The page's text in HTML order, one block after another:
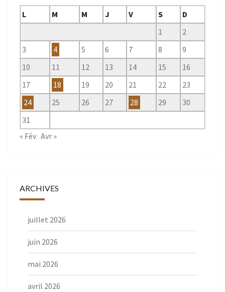
L
M M J V S
D
1
2
3
4 5 6 7 8
9
10
11 12 13 14 15
16
17
18 19 20 21 22
23
24
25 26 27 28 29
30
31
« Fév Avr »
ARCHIVES
juillet 2026
juin 2026
mai 2026
avril 2026